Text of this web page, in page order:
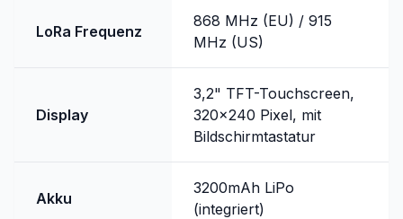
LoRa Frequenz
868 MHz (EU) / 915
MHz (US)
Display
3,2" TFT-Touchscreen,
320x240 Pixel, mit
Bildschirmtastatur
Akku
3200mAh LiPo
(integriert)